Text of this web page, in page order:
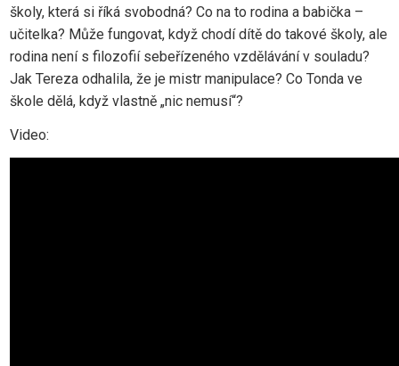
školy, která si říká svobodná? Co na to rodina a babička –
učitelka? Může fungovat, když chodí dítě do takové školy, ale
rodina není s filozofií sebeřízeného vzdělávání v souladu?
Jak Tereza odhalila, že je mistr manipulace? Co Tonda ve
škole dělá, když vlastně „nic nemusí“?
Video: